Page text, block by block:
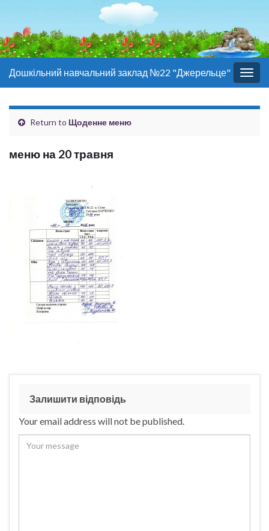
Дошкільний навчальний заклад №22 "Джерельце"
Return to Щоденне меню
меню на 20 травня
Залишити відповідь
Your email address will not be published.